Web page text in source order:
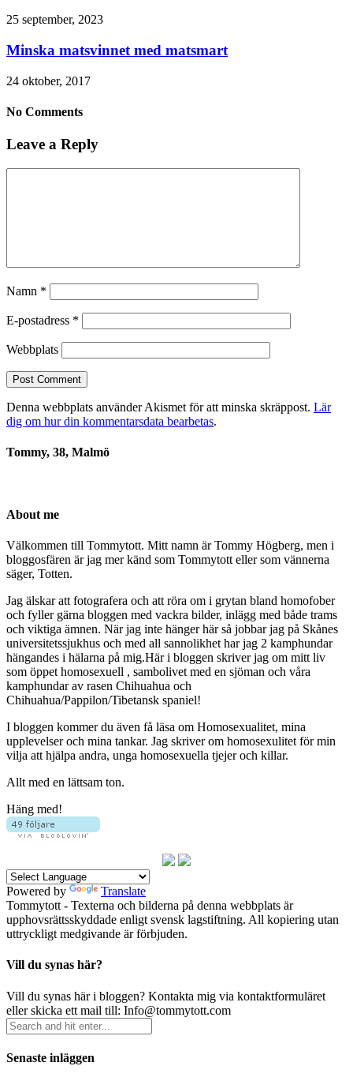
25 september, 2023
Minska matsvinnet med matsmart
24 oktober, 2017
No Comments
Leave a Reply
Namn *
E-postadress *
Webbplats
Denna webbplats använder Akismet för att minska skräppost. Lär
dig om hur din kommentarsdata bearbetas.
Tommy, 38, Malmö
About me
Välkommen till Tommytott. Mitt namn är Tommy Högberg, men i
bloggosfären är jag mer känd som Tommytott eller som vännerna
säger, Totten.
Jag älskar att fotografera och att röra om i grytan bland homofober
och fyller gärna bloggen med vackra bilder, inlägg med både trams
och viktiga ämnen. När jag inte hänger här så jobbar jag på Skånes
universitetssjukhus och med all sannolikhet har jag 2 kamphundar
hängandes i hälarna på mig.Här i bloggen skriver jag om mitt liv
som öppet homosexuell , sambolivet med en sjöman och våra
kamphundar av rasen Chihuahua och
Chihuahua/Pappilon/Tibetansk spaniel!
I bloggen kommer du även få läsa om Homosexualitet, mina
upplevelser och mina tankar. Jag skriver om homosexulitet för min
vilja att hjälpa andra, unga homosexuella tjejer och killar.
Allt med en lättsam ton.
Häng med!
Powered by
Translate
Tommytott - Texterna och bilderna på denna webbplats är
upphovsrättsskyddade enligt svensk lagstiftning. All kopiering utan
uttryckligt medgivande är förbjuden.
Vill du synas här?
Vill du synas här i bloggen? Kontakta mig via kontaktformuläret
eller skicka ett mail till: Info@tommytott.com
Senaste inläggen